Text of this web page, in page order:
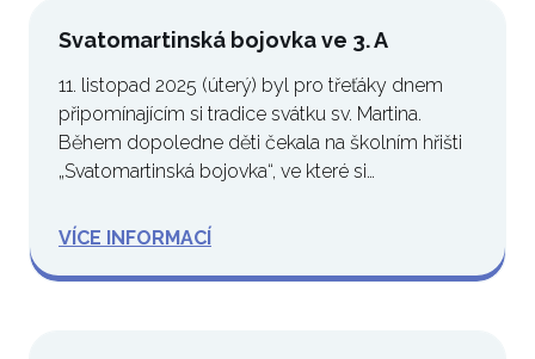
Svatomartinská bojovka ve 3. A
11. listopad 2025 (úterý) byl pro třeťáky dnem
připomínajícím si tradice svátku sv. Martina.
Během dopoledne děti čekala na školním hřišti
„Svatomartinská bojovka“, ve které si…
VÍCE INFORMACÍ